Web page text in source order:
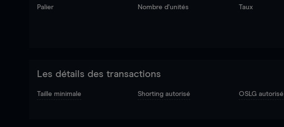
Palier Nombre d’unités Taux
Les détails des transactions
Taille minimale Shorting autorisé OSLG autorisé